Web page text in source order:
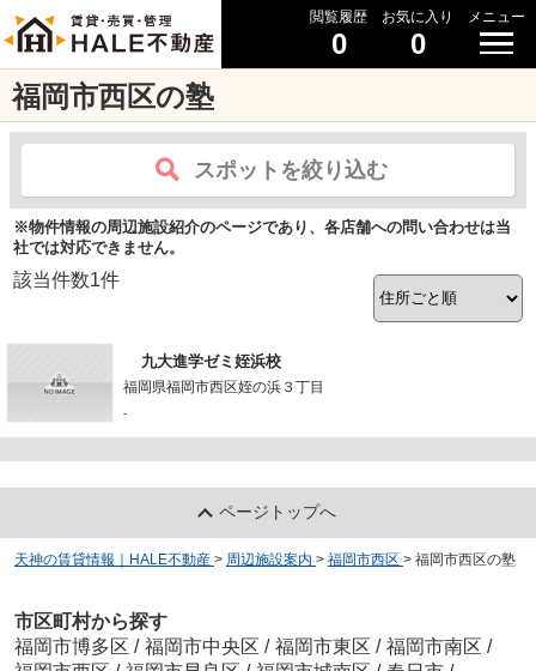
閲覧履歴
0
お気に入り
0
メニュー
福岡市西区の塾
スポットを絞り込む
※物件情報の周辺施設紹介のページであり、各店舗への問い合わせは当
社では対応できません。
該当件数1件
九大進学ゼミ姪浜校
福岡県福岡市西区姪の浜３丁目
-
ページトップへ
天神の賃貸情報｜HALE不動産 > 周辺施設案内 > 福岡市西区 > 福岡市西区の塾
市区町村から探す
福岡市博多区 / 福岡市中央区 / 福岡市東区 / 福岡市南区 /